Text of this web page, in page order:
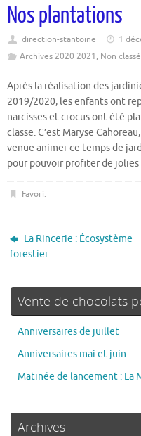
Nos plantations
direction-stantoine
1
Archives 2020 2021, Non classé
Après la réalisation des
2019/2020, les enfants ont
narcisses et crocus ont été
classe. C’est Maryse
venue animer ce temps de
pour pouvoir profiter de
Favori.
La Rincerie : Écosystème
forestier
Vente de chocolats
Anniversaires de juillet
Anniversaires mai et juin
Matinée de lancement : La
Archives